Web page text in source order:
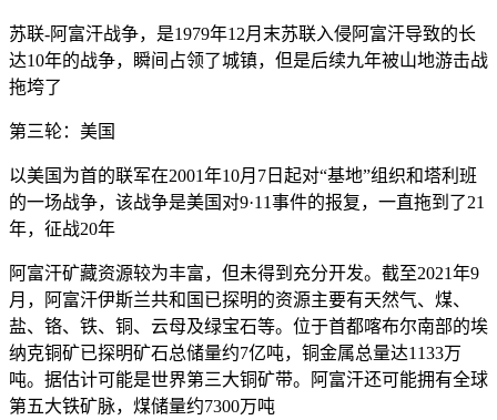
苏联-阿富汗战争，是1979年12月末苏联入侵阿富汗导致的长
达10年的战争，瞬间占领了城镇，但是后续九年被山地游击战
拖垮了
第三轮：美国
以美国为首的联军在2001年10月7日起对“基地”组织和塔利班
的一场战争，该战争是美国对9·11事件的报复，一直拖到了21
年，征战20年
阿富汗矿藏资源较为丰富，但未得到充分开发。截至2021年9
月，阿富汗伊斯兰共和国已探明的资源主要有天然气、煤、
盐、铬、铁、铜、云母及绿宝石等。位于首都喀布尔南部的埃
纳克铜矿已探明矿石总储量约7亿吨，铜金属总量达1133万
吨。据估计可能是世界第三大铜矿带。阿富汗还可能拥有全球
第五大铁矿脉，煤储量约7300万吨